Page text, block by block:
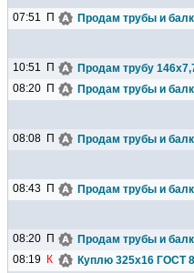
07:51 П Продам трубы и
10:51 П Продам трубу
08:20 П Продам трубы и
08:08 П Продам трубы и
08:43 П Продам трубы и
08:20 П Продам трубы и
08:19 К Куплю 325х16 ГОСТ